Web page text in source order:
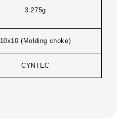
3.275g
10x10 (Molding choke)
CYNTEC